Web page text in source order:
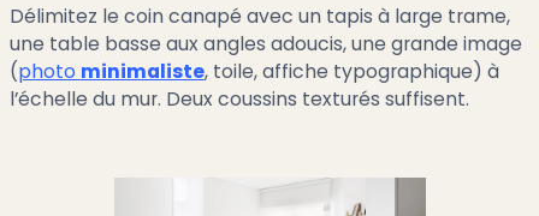
Délimitez le coin canapé avec un tapis à large trame,
une table basse aux angles adoucis, une grande image
(photo minimaliste, toile, affiche typographique) à
l’échelle du mur. Deux coussins texturés suffisent.